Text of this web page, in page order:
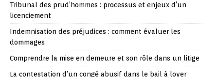
Tribunal des prud’hommes : processus et enjeux d’un
licenciement
Indemnisation des préjudices : comment évaluer les
dommages
Comprendre la mise en demeure et son rôle dans un litige
La contestation d’un congé abusif dans le bail à loyer